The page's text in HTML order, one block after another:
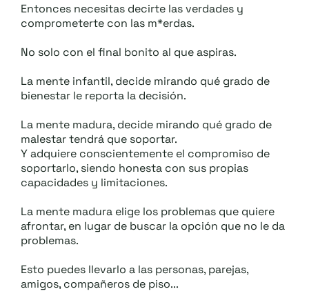
Entonces necesitas decirte las verdades y
comprometerte con las m*erdas.
No solo con el final bonito al que aspiras.
La mente infantil, decide mirando qué grado de
bienestar le reporta la decisión.
La mente madura, decide mirando qué grado de
malestar tendrá que soportar.
Y adquiere conscientemente el compromiso de
soportarlo, siendo honesta con sus propias
capacidades y limitaciones.
La mente madura elige los problemas que quiere
afrontar, en lugar de buscar la opción que no le da
problemas.
Esto puedes llevarlo a las personas, parejas,
amigos, compañeros de piso...